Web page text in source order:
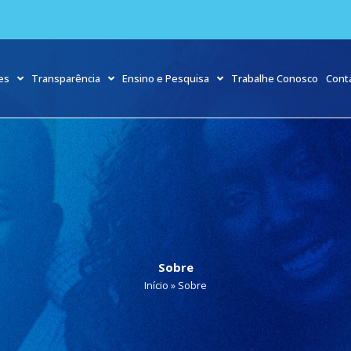
Transparência Ensino e Pesquisa Trabalhe Conosco
Sobre
Início » Sobre